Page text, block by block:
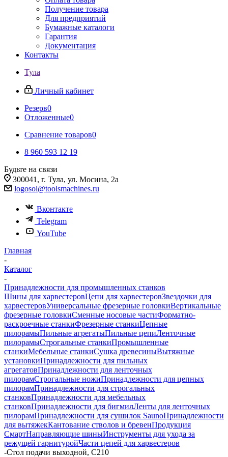
Получение товара
Для предприятий
Бумажные каталоги
Гарантия
Документация
Контакты
Тула
Личный кабинет
Резерв0
Отложенные0
Сравнение товаров0
8 960 593 12 19
Будьте на связи
300041, г. Тула, ул. Мосина, 2а
logosol@toolsmachines.ru
Вконтакте
Telegram
YouTube
Главная
-
Каталог
-
Принадлежности для промышленных станков
Шины для харвестеровЦепи для харвестеровЗвездочки для
харвестеровУниверсальные фрезерные головкиВертикальные
фрезерные головкиСменные носовые частиФорматно-
раскроечные станкиФрезерные станкиЦепные
пилорамыПильные агрегатыПильные цепиЛенточные
пилорамыСтрогальные станкиПромышленные
станкиМебельные станкиСушка древесиныВытяжные
установкиПринадлежности для пильных
агрегатовПринадлежности для ленточных
пилорамСтрогальные ножиПринадлежности для цепных
пилорамПринадлежности для строгальных
станковПринадлежности для мебельных
станковПринадлежности для бигмилЛенты для ленточных
пилорамПринадлежности для сушилок SaunoПринадлежности
для вытяжекКантование стволов и бревенПродукция
СмартНаправляющие шиныИнструменты для ухода за
режущей гарнитуройЧасти цепей для харвестеров
-Стол подачи выходной, C210